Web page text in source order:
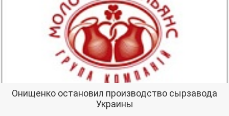
Онищенко остановил производство сырзавода
Украины